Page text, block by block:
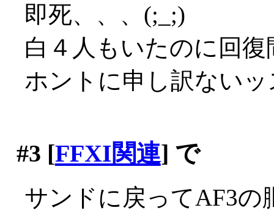
即死、、、(;_;)
白４人もいたのに回
ホントに申し訳ない
#3 [FFXI関連] で
サンドに戻ってAF3